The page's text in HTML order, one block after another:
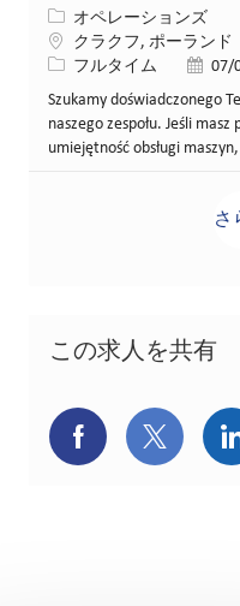
カテゴリー
オペレーションズ
場所クラクフ, ポーランド
役職フルタイム 投稿日
07/
Szukamy doświadczonego
naszego zespołu. Jeśli
umiejętność obsługi
さ
この求人を共有
Facebookでシ
X(旧